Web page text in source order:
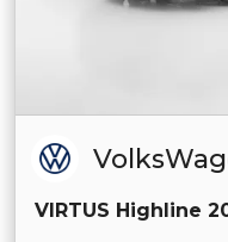
VIRTUS Highline